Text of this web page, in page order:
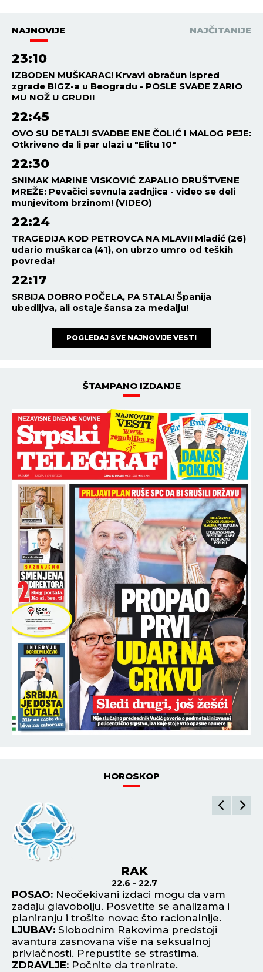
NAJNOVIJE NAJČITANIJE
23:10
IZBODEN MUŠKARAC! Krvavi obračun ispred
zgrade BIGZ-a u Beogradu - POSLE SVAĐE ZARIO
MU NOŽ U GRUDI!
22:45
OVO SU DETALJI SVADBE ENE ČOLIĆ I MALOG PEJE:
Otkriveno da li par ulazi u "Elitu 10"
22:30
SNIMAK MARINE VISKOVIĆ ZAPALIO DRUŠTVENE
MREŽE: Pevačici sevnula zadnjica - video se deli
munjevitom brzinom! (VIDEO)
22:24
TRAGEDIJA KOD PETROVCA NA MLAVI! Mladić (26)
udario muškarca (41), on ubrzo umro od teških
povreda!
22:17
SRBIJA DOBRO POČELA, PA STALA! Španija
ubedlijva, ali ostaje šansa za medalju!
POGLEDAJ SVE NAJNOVIJE VESTI
ŠTAMPANO IZDANJE
HOROSKOP
RAK
22.6 - 22.7
POSAO: Neočekivani izdaci mogu da vam
zadaju glavobolju. Posvetite se analizama i
planiranju i trošite novac što racionalnije.
LJUBAV: Slobodnim Rakovima predstoji
avantura zasnovana više na seksualnoj
privlačnosti. Prepustite se strastima.
ZDRAVLJE: Počnite da trenirate.